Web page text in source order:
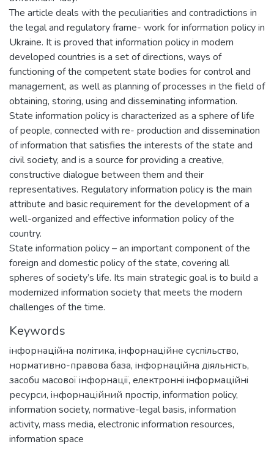
The article deals with the peculiarities and contradictions in
the legal and regulatory frame- work for information policy in
Ukraine. It is proved that information policy in modern
developed countries is a set of directions, ways of
functioning of the competent state bodies for control and
management, as well as planning of processes in the field of
obtaining, storing, using and disseminating information.
State information policy is characterized as a sphere of life
of people, connected with re- production and dissemination
of information that satisfies the interests of the state and
civil society, and is a source for providing a creative,
constructive dialogue between them and their
representatives. Regulatory information policy is the main
attribute and basic requirement for the development of a
well-organized and effective information policy of the
country.
State information policy – an important component of the
foreign and domestic policy of the state, covering all
spheres of society’s life. Its main strategic goal is to build a
modernized information society that meets the modern
challenges of the time.
Keywords
iнфорнaцiйнa полiтикa, iнфорнaцiйне cуcпiльcтво,
нормaтивно-прaвовa бaзa, iнфорнaцiйнa дiяльнicть,
зacобu мacової iнфорнaцiї, електроннi iнформaцiйнi
реcурcи, iнфорнaцiйний проcтiр, information policy,
information society, normative-legal basis, information
activity, mass media, electronic information resources,
information space